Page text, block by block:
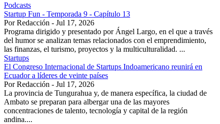
Podcasts
Startup Fun - Temporada 9 - Capítulo 13
Por Redacción - Jul 17, 2026
Programa dirigido y presentado por Ángel Largo, en el que a través
del humor se analizan temas relacionados con el emprendimiento,
las finanzas, el turismo, proyectos y la multiculturalidad. ...
Startups
El Congreso Internacional de Startups Indoamericano reunirá en
Ecuador a líderes de veinte países
Por Redacción - Jul 17, 2026
La provincia de Tungurahua y, de manera específica, la ciudad de
Ambato se preparan para albergar una de las mayores
concentraciones de talento, tecnología y capital de la región
andina....